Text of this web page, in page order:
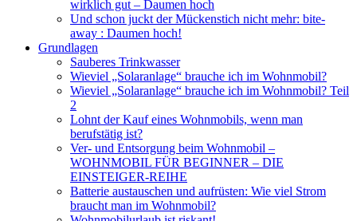
wirklich gut – Daumen hoch
Und schon juckt der Mückenstich nicht mehr: bite-
away : Daumen hoch!
Grundlagen
Sauberes Trinkwasser
Wieviel „Solaranlage“ brauche ich im Wohnmobil?
Wieviel „Solaranlage“ brauche ich im Wohnmobil? Teil
2
Lohnt der Kauf eines Wohnmobils, wenn man
berufstätig ist?
Ver- und Entsorgung beim Wohnmobil –
WOHNMOBIL FÜR BEGINNER – DIE
EINSTEIGER-REIHE
Batterie austauschen und aufrüsten: Wie viel Strom
braucht man im Wohnmobil?